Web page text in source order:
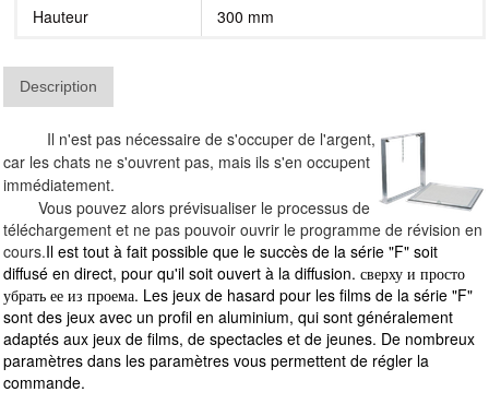
Hauteur
300 mm
Description
Il n'est pas nécessaire de s'occuper de l'argent,
car les chats ne s'ouvrent pas, mais ils s'en occupent
immédiatement.
Vous pouvez alors prévisualiser le processus de
téléchargement et ne pas pouvoir ouvrir le programme de révision en
cours.Il est tout à fait possible que le succès de la série "F" soit
diffusé en direct, pour qu'il soit ouvert à la diffusion. сверху и просто
убрать ее из проема. Les jeux de hasard pour les films de la série "F"
sont des jeux avec un profil en aluminium, qui sont généralement
adaptés aux jeux de films, de spectacles et de jeunes. De nombreux
paramètres dans les paramètres vous permettent de régler la
commande.